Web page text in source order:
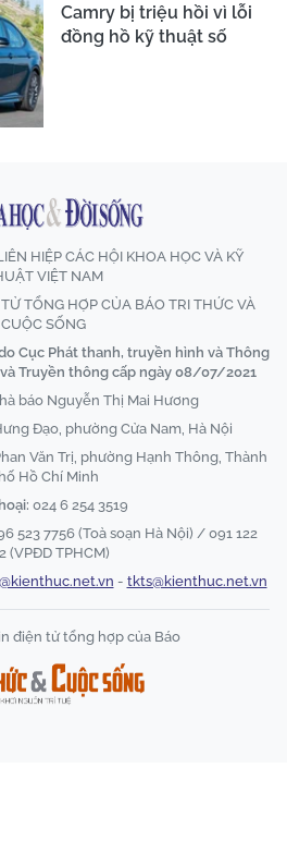
Camry bị triệu hồi vì lỗi
đồng hồ kỹ thuật số
HIỆP CÁC HỘI KHOA HỌC VÀ KỸ
VIỆT NAM
TỔNG HỢP CỦA BÁO TRI THỨC VÀ
CUỘC SỐNG
Cục Phát thanh, truyền hình và Thông
Truyền thông cấp ngày 08/07/2021
báo Nguyễn Thị Mai Hương
Đạo, phường Cửa Nam, Hà Nội
Văn Trị, phường Hạnh Thông, Thành
Hồ Chí Minh
024 6 254 3519
523 7756 (Toà soạn Hà Nội) / 091 122
(VPĐD TPHCM)
- tkts@kienthuc.net.vn
điện tử tổng hợp của Báo